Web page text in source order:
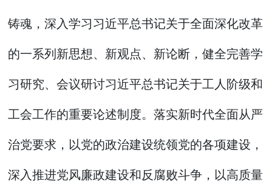
铸魂，深入学习习近平总书记关于全面深化改革
的一系列新思想、新观点、新论断，健全完善学
习研究、会议研讨习近平总书记关于工人阶级和
工会工作的重要论述制度。落实新时代全面从严
治党要求，以党的政治建设统领党的各项建设，
深入推进党风廉政建设和反腐败斗争，以高质量